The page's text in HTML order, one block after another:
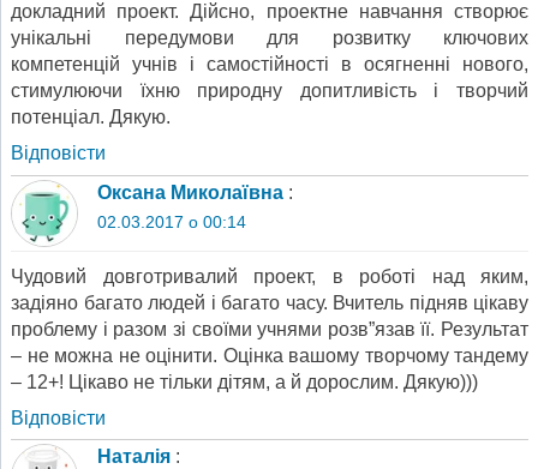
докладний проект. Дійсно, проектне навчання створює
унікальні передумови для розвитку ключових
компетенцій учнів і самостійності в осягненні нового,
стимулюючи їхню природну допитливість і творчий
потенціал. Дякую.
Відповіcти
Оксана Миколаївна :
02.03.2017 о 00:14
Чудовий довготривалий проект, в роботі над яким,
задіяно багато людей і багато часу. Вчитель підняв цікаву
проблему і разом зі своїми учнями розв”язав її. Результат
– не можна не оцінити. Оцінка вашому творчому тандему
– 12+! Цікаво не тільки дітям, а й дорослим. Дякую)))
Відповіcти
Наталія :